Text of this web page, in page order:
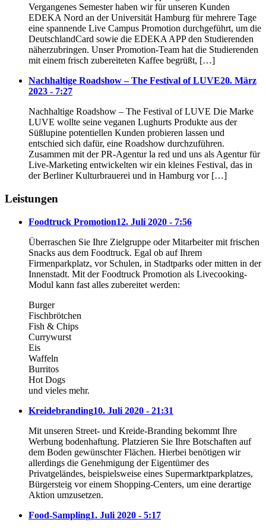
Vergangenes Semester haben wir für unseren Kunden
EDEKA Nord an der Universität Hamburg für mehrere Tage
eine spannende Live Campus Promotion durchgeführt, um die
DeutschlandCard sowie die EDEKA APP den Studierenden
näherzubringen. Unser Promotion-Team hat die Studierenden
mit einem frisch zubereiteten Kaffee begrüßt, […]
Nachhaltige Roadshow – The Festival of LUVE20. März
2023 - 7:27
Nachhaltige Roadshow – The Festival of LUVE Die Marke
LUVE wollte seine veganen Lughurts Produkte aus der
Süßlupine potentiellen Kunden probieren lassen und
entschied sich dafür, eine Roadshow durchzuführen.
Zusammen mit der PR-Agentur la red und uns als Agentur für
Live-Marketing entwickelten wir ein kleines Festival, das in
der Berliner Kulturbrauerei und in Hamburg vor […]
Leistungen
Foodtruck Promotion12. Juli 2020 - 7:56
Überraschen Sie Ihre Zielgruppe oder Mitarbeiter mit frischen
Snacks aus dem Foodtruck. Egal ob auf Ihrem
Firmenparkplatz, vor Schulen, in Stadtparks oder mitten in der
Innenstadt. Mit der Foodtruck Promotion als Livecooking-
Modul kann fast alles zubereitet werden:
Burger
Fischbrötchen
Fish & Chips
Currywurst
Eis
Waffeln
Burritos
Hot Dogs
und vieles mehr.
Kreidebranding10. Juli 2020 - 21:31
Mit unseren Street- und Kreide-Branding bekommt Ihre
Werbung bodenhaftung. Platzieren Sie Ihre Botschaften auf
dem Boden gewünschter Flächen. Hierbei benötigen wir
allerdings die Genehmigung der Eigentümer des
Privatgeländes, beispielsweise eines Supermarktparkplatzes,
Bürgersteig vor einem Shopping-Centers, um eine derartige
Aktion umzusetzen.
Food-Sampling1. Juli 2020 - 5:17